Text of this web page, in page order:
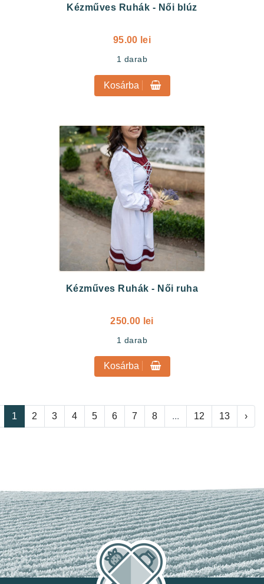
Kézműves Ruhák - Női blúz
95.00 lei
1 darab
Kosárba
Kézműves Ruhák - Női ruha
250.00 lei
1 darab
Kosárba
1 2 3 4 5 6 7 8 ... 12 13 ›